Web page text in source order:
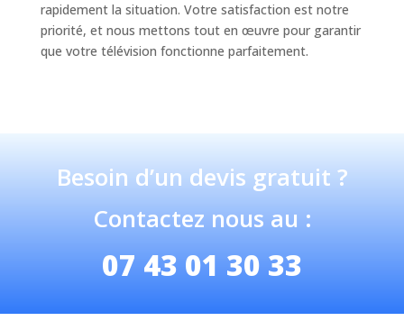
rapidement la situation. Votre satisfaction est notre
priorité, et nous mettons tout en œuvre pour garantir
que votre télévision fonctionne parfaitement.
Besoin d’un devis gratuit ?
Contactez nous au :
07 43 01 30 33